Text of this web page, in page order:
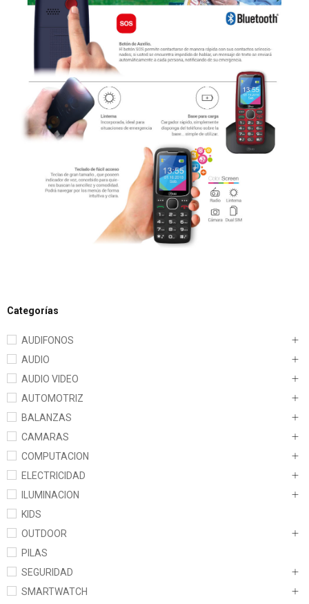
Categorías
AUDIFONOS
AUDIO
AUDIO VIDEO
AUTOMOTRIZ
BALANZAS
CAMARAS
COMPUTACION
ELECTRICIDAD
ILUMINACION
KIDS
OUTDOOR
PILAS
SEGURIDAD
SMARTWATCH